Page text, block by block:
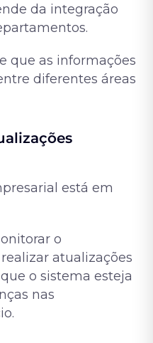
da integração
que as informações
diferentes áreas
está em
o
atualizações
o sistema esteja
nas